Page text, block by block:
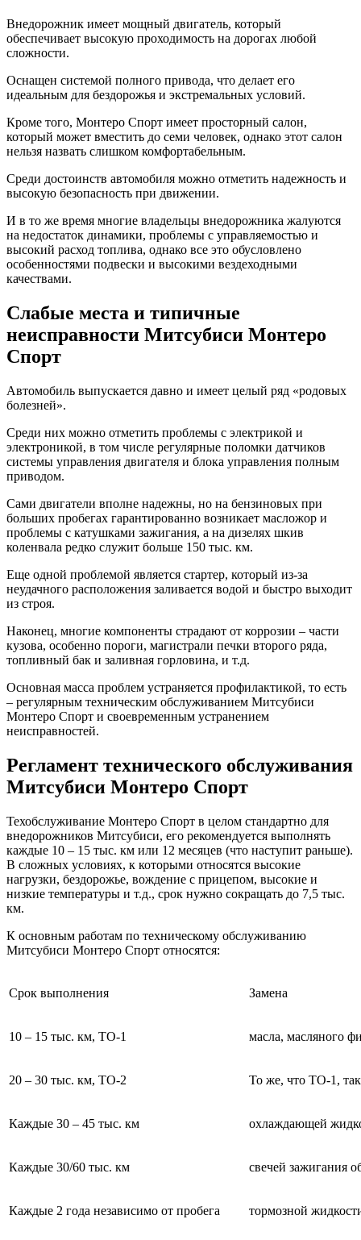
Внедорожник имеет мощный двигатель, который
обеспечивает высокую проходимость на дорогах любой
сложности.
Оснащен системой полного привода, что делает его
идеальным для бездорожья и экстремальных условий.
Кроме того, Монтеро Спорт имеет просторный салон,
который может вместить до семи человек, однако этот салон
нельзя назвать слишком комфортабельным.
Среди достоинств автомобиля можно отметить надежность и
высокую безопасность при движении.
И в то же время многие владельцы внедорожника жалуются
на недостаток динамики, проблемы с управляемостью и
высокий расход топлива, однако все это обусловлено
особенностями подвески и высокими вездеходными
качествами.
Слабые места и типичные
неисправности Митсубиси Монтеро
Спорт
Автомобиль выпускается давно и имеет целый ряд «родовых
болезней».
Среди них можно отметить проблемы с электрикой и
электроникой, в том числе регулярные поломки датчиков
системы управления двигателя и блока управления полным
приводом.
Сами двигатели вполне надежны, но на бензиновых при
больших пробегах гарантированно возникает масложор и
проблемы с катушками зажигания, а на дизелях шкив
коленвала редко служит больше 150 тыс. км.
Еще одной проблемой является стартер, который из-за
неудачного расположения заливается водой и быстро выходит
из строя.
Наконец, многие компоненты страдают от коррозии – части
кузова, особенно пороги, магистрали печки второго ряда,
топливный бак и заливная горловина, и т.д.
Основная масса проблем устраняется профилактикой, то есть
– регулярным техническим обслуживанием Митсубиси
Монтеро Спорт и своевременным устранением
неисправностей.
Регламент технического обслуживания
Митсубиси Монтеро Спорт
Техобслуживание Монтеро Спорт в целом стандартно для
внедорожников Митсубиси, его рекомендуется выполнять
каждые 10 – 15 тыс. км или 12 месяцев (что наступит раньше).
В сложных условиях, к которыми относятся высокие
нагрузки, бездорожье, вождение с прицепом, высокие и
низкие температуры и т.д., срок нужно сокращать до 7,5 тыс.
км.
К основным работам по техническому обслуживанию
Митсубиси Монтеро Спорт относятся:
Срок выполнения Замена
10 – 15 тыс. км, ТО-1 масла, масляного
20 – 30 тыс. км, ТО-2 То же, что ТО-1,
Каждые 30 – 45 тыс. км охлаждающей
Каждые 30/60 тыс. км свечей зажигания
Каждые 2 года независимо от пробега тормозной